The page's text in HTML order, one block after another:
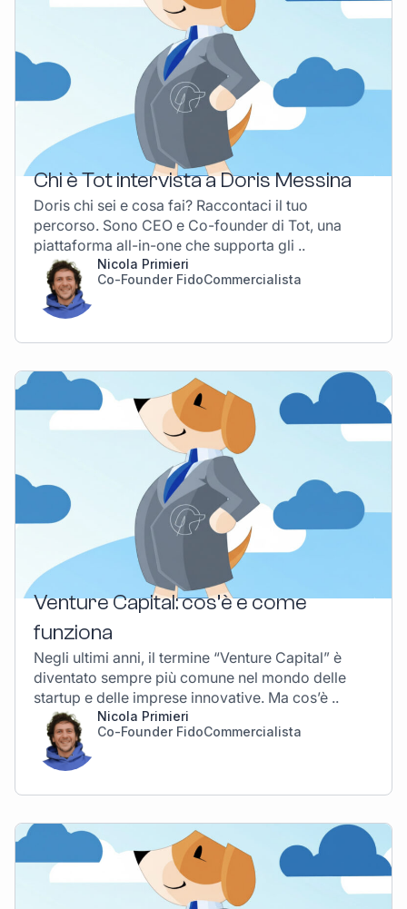
Chi è Tot intervista a Doris Messina
Doris chi sei e cosa fai? Raccontaci il tuo
percorso. Sono CEO e Co-founder di Tot, una
piattaforma all-in-one che supporta gli ..
Nicola Primieri
Co-Founder FidoCommercialista
Venture Capital: cos’è e come
funziona
Negli ultimi anni, il termine “Venture Capital” è
diventato sempre più comune nel mondo delle
startup e delle imprese innovative. Ma cos’è ..
Nicola Primieri
Co-Founder FidoCommercialista